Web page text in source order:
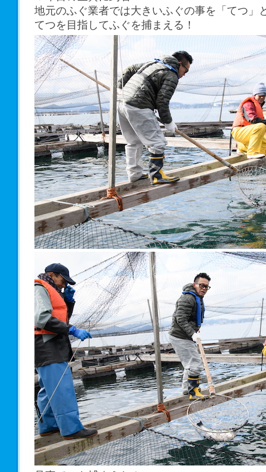
地元のふぐ業者では大きいふぐの事を「てつ」
てつを目指してふぐを捕まえる！